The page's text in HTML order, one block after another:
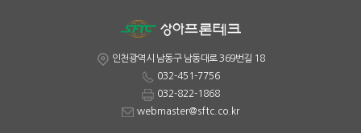
인천광역시 남동구 남동대로 369번길 18
032-451-7756
032-822-1868
webmaster@sftc.co.kr